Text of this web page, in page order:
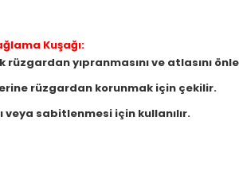
Kuşağı:
yıpranmasını ve atlasını
rüzgardan korunmak için çekilir.
sabitlenmesi için kullanılır.